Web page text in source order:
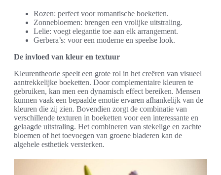
Rozen: perfect voor romantische boeketten.
Zonnebloemen: brengen een vrolijke uitstraling.
Lelie: voegt elegantie toe aan elk arrangement.
Gerbera’s: voor een moderne en speelse look.
De invloed van kleur en textuur
Kleurentheorie speelt een grote rol in het creëren van visueel
aantrekkelijke boeketten. Door complementaire kleuren te
gebruiken, kan men een dynamisch effect bereiken. Mensen
kunnen vaak een bepaalde emotie ervaren afhankelijk van de
kleuren die zij zien. Bovendien zorgt de combinatie van
verschillende texturen in boeketten voor een interessante en
gelaagde uitstraling. Het combineren van stekelige en zachte
bloemen of het toevoegen van groene bladeren kan de
algehele esthetiek versterken.